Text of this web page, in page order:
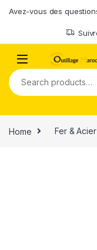
Avez-vous des
Search for:
Home Fer & Acier